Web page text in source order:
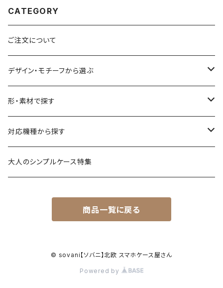
CATEGORY
ご注文について
デザイン・モチーフから選ぶ
花柄・植物
生き物
食べ物
シンプル・幾何学模様
名入れが出来るデザイン
形・素材で探す
透明・クリアケース（ハードケース）
透明・ソフトケース（柔らか素材）
透明・クリアグリップケース
強化ガラス（9H）ケース
対応機種から探す
iPhone 17 シリーズ
iPhone 15 / 14 シリーズ
iPhone 13 / 12 ～以前
大人のシンプルケース特集
商品一覧に戻る
© sovani【ソバニ】北欧 スマホケース屋さん
Powered by